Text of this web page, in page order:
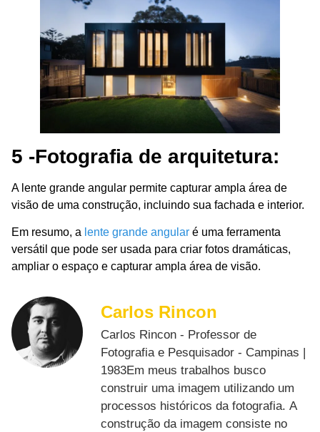
5 -Fotografia de arquitetura:
A lente grande angular permite capturar ampla área de
visão de uma construção, incluindo sua fachada e interior.
Em resumo, a lente grande angular é uma ferramenta
versátil que pode ser usada para criar fotos dramáticas,
ampliar o espaço e capturar ampla área de visão.
Carlos Rincon
Carlos Rincon - Professor de
Fotografia e Pesquisador - Campinas |
1983Em meus trabalhos busco
construir uma imagem utilizando um
processos históricos da fotografia. A
construção da imagem consiste no